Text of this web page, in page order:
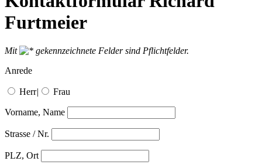
Furtmeier
Mit
gekennzeichnete Felder sind Pflichtfelder.
Anrede
Herr| Frau
Vorname, Name
Strasse / Nr.
PLZ, Ort